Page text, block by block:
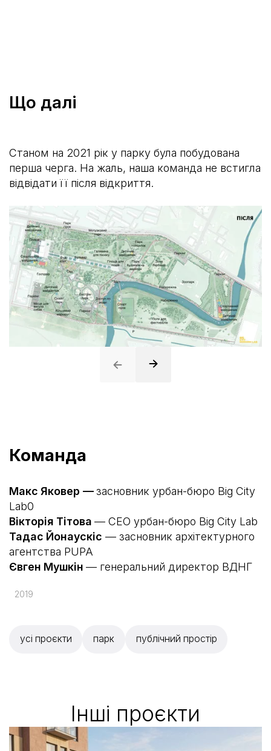
Що далі
Станом на 2021 рік у парку була побудована
перша черга. На жаль, наша команда не встигла
відвідати її після відкриття.
Команда
Макс Яковер — засновник урбан-бюро Big City
Lab0
Вікторія Тітова — CEO урбан-бюро Big City Lab
Тадас Йонаускіс — засновник архітектурного
агентства PUPA
Євген Мушкін — генеральний директор ВДНГ
2019
усі проєкти парк публічний простір
Iншi проєкти